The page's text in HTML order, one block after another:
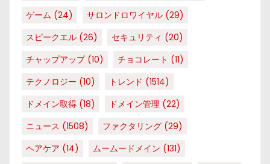
ゲーム (24) サロンドロワイヤル (29)
スピークエル (26) セキュリティ (20)
チャップアップ(10) チョコレート (11)
テクノロジー (10) トレンド (1514)
ドメイン取得 (18) ドメイン管理 (22)
ニュース (1508) ファクタリング (29)
ヘアケア (14) ムームードメイン (131)